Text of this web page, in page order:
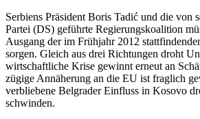
Serbiens Präsident Boris Tadić und die von
Partei (DS) geführte Regierungskoalition
Ausgang der im Frühjahr 2012
sorgen. Gleich aus drei Richtungen droht
wirtschaftliche Krise gewinnt erneut an
zügige Annäherung an die EU ist fraglich
verbliebene Belgrader Einfluss in Kosovo
schwinden.